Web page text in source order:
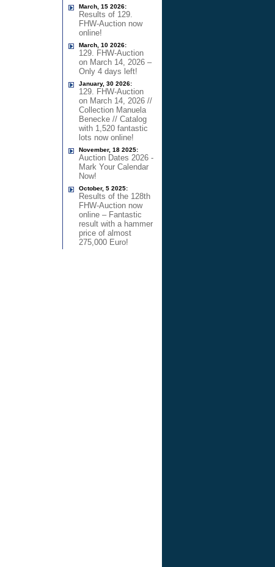
March, 15 2026:
Results of 129.
FHW-Auction now
online!
March, 10 2026:
129. FHW-Auction
on March 14, 2026 –
Only 4 days left!
January, 30 2026:
129. FHW-Auction
on March 14, 2026 //
Collection Manuela
Benecke // Catalog
with 1,520 fantastic
lots now online!
November, 18 2025:
Auction Dates 2026 -
Mark Your Calendar
Now!
October, 5 2025:
Results of the 128th
FHW-Auction now
online – Fantastic
result with a hammer
price of almost
275,000 Euro!